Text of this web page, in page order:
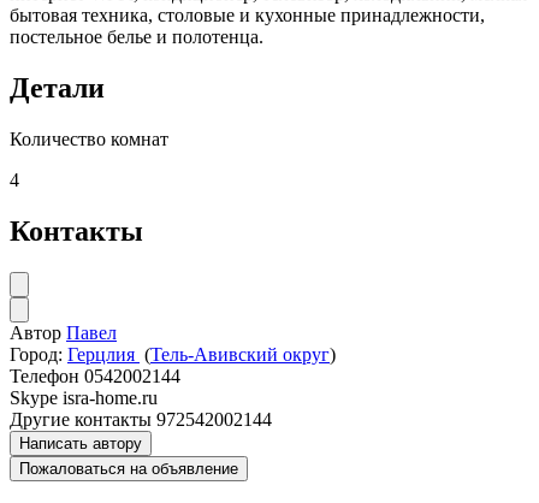
бытовая техника, столовые и кухонные принадлежности,
постельное белье и полотенца.
Детали
Количество комнат
4
Контакты
Автор Павел
Город: Герцлия (Тель-Авивский округ)
Телефон 0542002144
Skype isra-home.ru
Другие контакты 972542002144
Написать автору
Пожаловаться на объявление